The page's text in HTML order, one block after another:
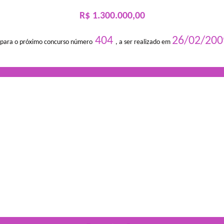
R$ 1.300.000,00
o próximo concurso número 404 , a ser realizado em 26/02/